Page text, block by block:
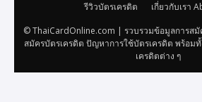
รีวิวบัตรเครดิต
เกี่ยวกับเรา
© ThaiCardOnline.com | รวบรวมข้อมูลการส
สมัครบัตรเครดิต ปัญหาการใช้บัตรเครดิต พร้อม
เครดิตต่าง ๆ